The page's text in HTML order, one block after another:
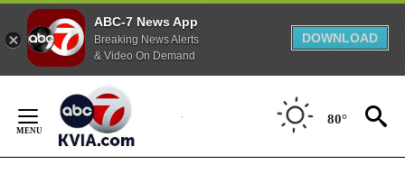
ABC-7 News App
Breaking News Alerts
& Video On Demand
DOWNLOAD
Content
80°